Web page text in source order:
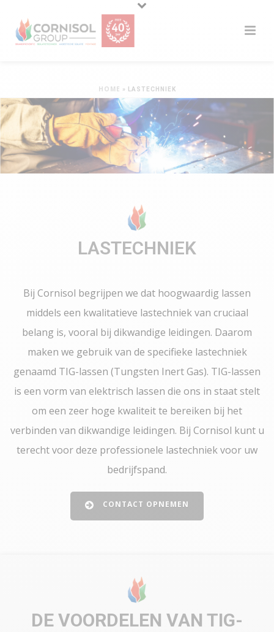
HOME » LASTECHNIEK
LASTECHNIEK
Bij Cornisol begrijpen we dat hoogwaardig lassen
middels een kwalitatieve lastechniek van cruciaal
belang is, vooral bij dikwandige leidingen. Daarom
maken we gebruik van de specifieke lastechniek
genaamd TIG-lassen (Tungsten Inert Gas). TIG-lassen
is een vorm van elektrisch lassen die ons in staat stelt
om een zeer hoge kwaliteit te bereiken bij het
verbinden van dikwandige leidingen. Bij Cornisol kunt u
terecht voor deze professionele lastechniek voor uw
bedrijfspand.
CONTACT OPNEMEN
DE VOORDELEN VAN TIG-